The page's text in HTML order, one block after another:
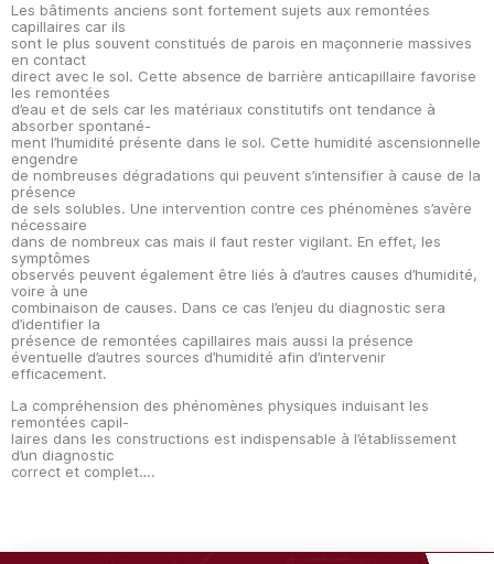
Les bâtiments anciens sont fortement sujets aux remontées
capillaires car ils
sont le plus souvent constitués de parois en maçonnerie massives
en contact
direct avec le sol. Cette absence de barrière anticapillaire favorise
les remontées
d’eau et de sels car les matériaux constitutifs ont tendance à
absorber spontané-
ment l’humidité présente dans le sol. Cette humidité ascensionnelle
engendre
de nombreuses dégradations qui peuvent s’intensifier à cause de la
présence
de sels solubles. Une intervention contre ces phénomènes s’avère
nécessaire
dans de nombreux cas mais il faut rester vigilant. En effet, les
symptômes
observés peuvent également être liés à d’autres causes d’humidité,
voire à une
combinaison de causes. Dans ce cas l’enjeu du diagnostic sera
d’identifier la
présence de remontées capillaires mais aussi la présence
éventuelle d’autres sources d’humidité afin d’intervenir
efficacement.
La compréhension des phénomènes physiques induisant les
remontées capil-
laires dans les constructions est indispensable à l’établissement
d’un diagnostic
correct et complet….